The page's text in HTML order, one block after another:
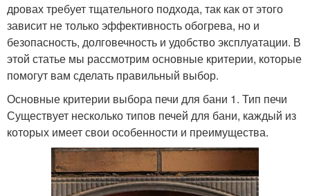
дровах требует тщательного подхода, так как от этого
зависит не только эффективность обогрева, но и
безопасность, долговечность и удобство эксплуатации. В
этой статье мы рассмотрим основные критерии, которые
помогут вам сделать правильный выбор.
Основные критерии выбора печи для бани 1. Тип печи
Существует несколько типов печей для бани, каждый из
которых имеет свои особенности и преимущества.